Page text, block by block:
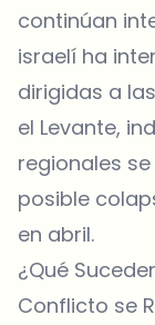
continúan
israelí ha
dirigidas a
el Levante,
regionales
posible
en abril.
¿Qué
Conflicto se